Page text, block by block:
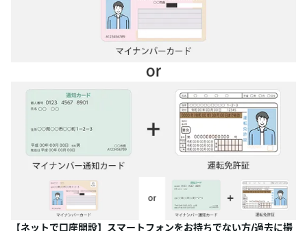
【ネットで口座開設】スマートフォンをお持ちでない方/過去に撮